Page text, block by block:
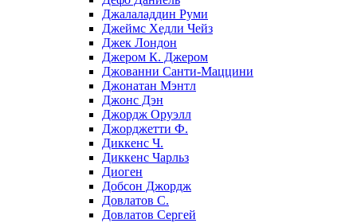
Джалаладдин Руми
Джеймс Хедли Чейз
Джек Лондон
Джером К. Джером
Джованни Санти-Маццини
Джонатан Мэнтл
Джонс Дэн
Джордж Оруэлл
Джорджетти Ф.
Диккенс Ч.
Диккенс Чарльз
Диоген
Добсон Джордж
Довлатов С.
Довлатов Сергей